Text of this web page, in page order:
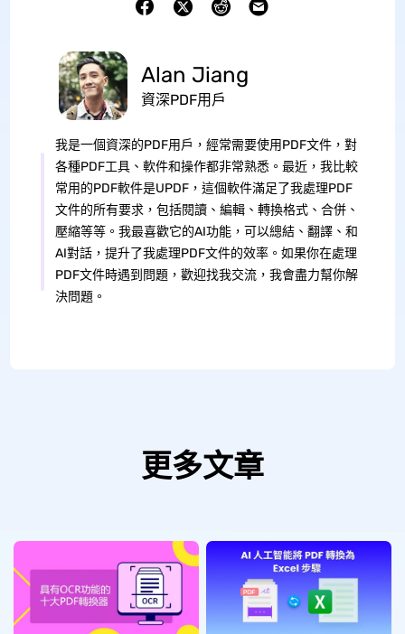
Alan Jiang
資深PDF用戶
我是一個資深的PDF用戶，經常需要使用PDF文件，對
各種PDF工具、軟件和操作都非常熟悉。最近，我比較
常用的PDF軟件是UPDF，這個軟件滿足了我處理PDF
文件的所有要求，包括閱讀、編輯、轉換格式、合併、
壓縮等等。我最喜歡它的AI功能，可以總結、翻譯、和
AI對話，提升了我處理PDF文件的效率。如果你在處理
PDF文件時遇到問題，歡迎找我交流，我會盡力幫你解
決問題。
更多文章